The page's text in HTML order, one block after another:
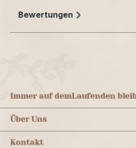
Bewertungen
Immer auf demLaufenden
Über Uns
Kontakt